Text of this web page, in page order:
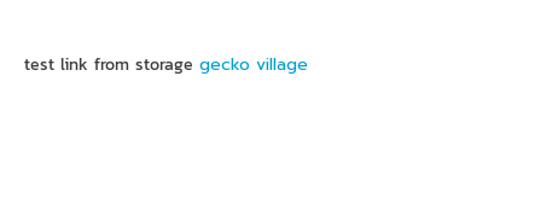
test link from storagegecko village